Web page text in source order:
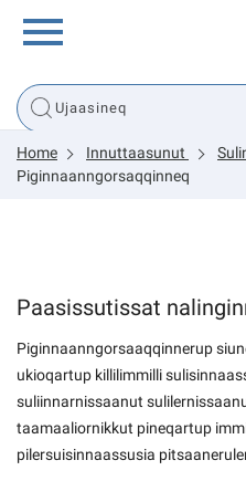
Innuttaasunut
Inuussutissarsiorneq
Tassaarsuaq
sullissivik.gl
Pilersaarutinut isaavik
Home Innuttaasunut
Piginnaanngorsaqqinneq
Paasissutissat
Piginnaanngorsaaqqinnerup
ukioqartup killilimmilli
suliinnarnissaanut
taamaaliornikkut pineqartup
pilersuisinnaassusia